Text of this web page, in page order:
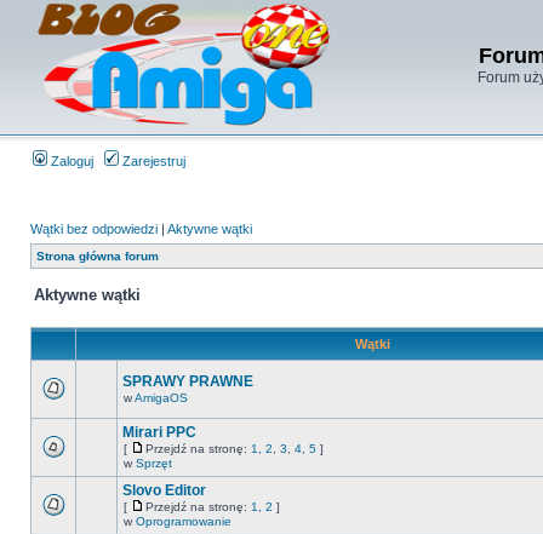
Forum
Zaloguj Zarejestruj
Wątki bez odpowiedzi | Aktywne wątki
Strona główna forum
Aktywne wątki
Wątki
SPRAWY PRAWNE
wAmigaOS
Mirari PPC
[ Przejdź na stronę: 1 2 3 4 5 ]
w Sprzęt
Slovo Editor
[ Przejdź na stronę: 1 2 ]
w Oprogramowanie